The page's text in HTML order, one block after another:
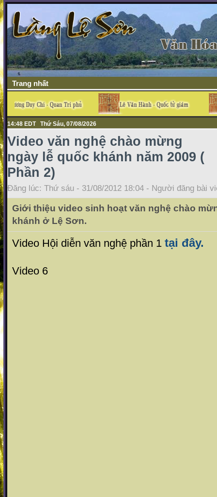
Trang nhất
14:48 EDT Thứ Sáu, 07/08/2026
Video văn nghệ chào mừng
ngày lễ quốc khánh năm 2009 (
Phần 2)
Đăng lúc: Thứ sáu - 31/08/2012 18:04 - Người đăng bài
Giới thiệu video sinh hoạt văn nghệ chào
khánh ở Lệ Sơn.
Video Hội diễn văn nghệ phần 1 tại đây.
Video 6